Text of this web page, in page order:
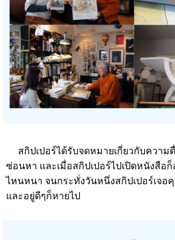
สกิปเปอร์ได้รับจดหมายเกี่ยวกับความ
ซ่อนหา และเมื่อสกิปเปอร์ไปเปิดหนังสือ
ไหนหนา จนกระทั่งวันหนึ่งสกิปเปอร์เจ
และอยู่ดีๆก็หายไป